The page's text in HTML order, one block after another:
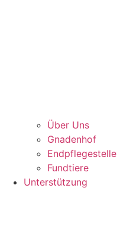
Über Uns
Gnadenhof
Endpflegestelle
Fundtiere
Unterstützung